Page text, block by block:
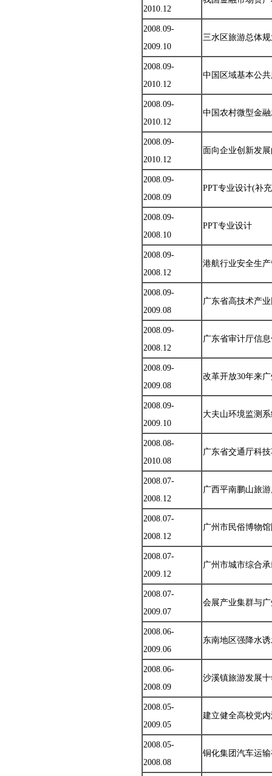
2010.12
2008.09-
2009.10
三水区旅游总体
2008.09-
2010.12
中国区域基本公
2008.09-
2010.12
中国农村微型金
2008.09-
2010.12
面向企业创新发
2008.09-
2008.09
PPT专业设计(补
2008.09-
2008.10
PPT专业设计
2008.09-
2008.12
港航行业安全生
2008.09-
2009.08
广东省高技术产
2008.09-
2008.12
广东省审计厅信
2008.09-
2009.08
改革开放30年来
2008.09-
2009.10
大夫山环境监测
2008.08-
2010.08
广东省交通厅科
2008.07-
2008.12
广西平南鹏山旅
2008.07-
2008.12
广州市民俗博物
2008.07-
2009.12
广州市城市综合
2008.07-
2009.07
会展产业集群与
2008.06-
2009.06
东南地区强降水
2008.06-
2008.09
沙溪镇旅游发展
2008.05-
2009.05
建立健全高校党
2008.05-
2008.08
铜化集团汽车运